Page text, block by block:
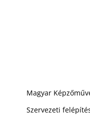
Magyar
Szervezeti